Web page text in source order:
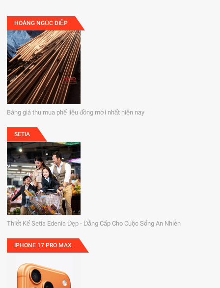
HOÀNG NGỌC DIỆP
Bảng giá thu mua phế liệu đồng mới nhất hiện nay
SETIA
Thiết Kế Setia Edenia Đẹp - Đẳng Cấp Cho Cuộc Sống An Nhiên
IPHONE 17 PRO MAX